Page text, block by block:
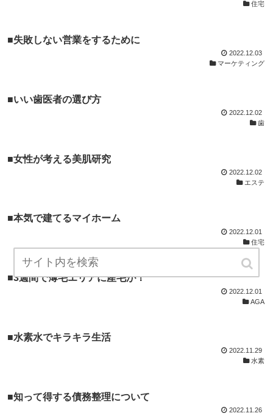
住宅
■失敗しない営業をするために
2022.12.03
マーケティング
■いい歯医者の選び方
2022.12.02
歯
■女性が考える美肌研究
2022.12.02
エステ
■本気で建てるマイホーム
2022.12.01
住宅
■3週間で薄毛エリアに産毛が！
2022.12.01
AGA
■水素水でキラキラ生活
2022.11.29
水素
■知って得する債務整理について
2022.11.26